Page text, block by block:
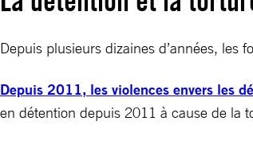
Depuis plusieurs dizaines d’années, les
Depuis 2011, les violences envers les
en détention depuis 2011 à cause de la